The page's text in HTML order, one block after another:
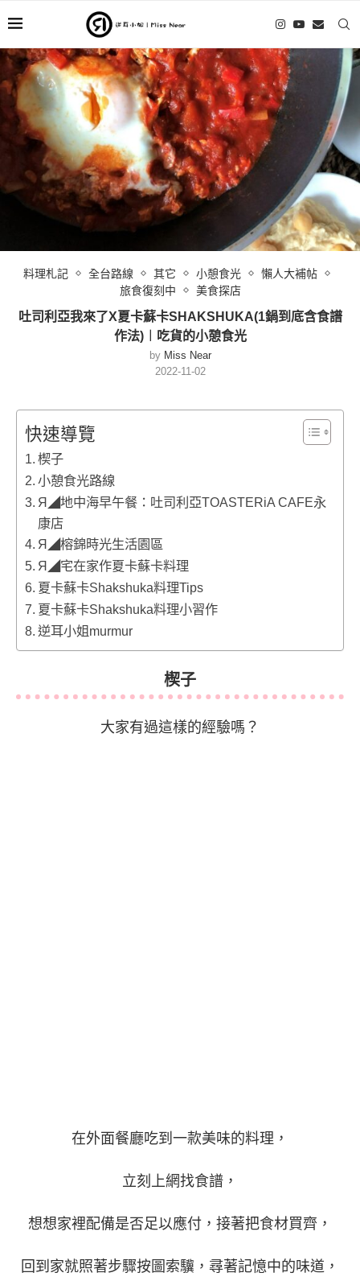
料理札記 全台路線 其它 小憩食光
懶人大補帖
旅食復刻中
美食探店
吐司利亞我來了X夏卡蘇卡SHAKSHUKA(1鍋到底含食譜
作法)︱吃貨的小憩食光
by Miss Near
2022-11-02
快速導覽
楔子
小憩食光路線
Я◢地中海早午餐：吐司利亞TOASTERiA CAFE永
康店
Я◢榕錦時光生活園區
Я◢宅在家作夏卡蘇卡料理
夏卡蘇卡Shakshuka料理Tips
夏卡蘇卡Shakshuka料理小習作
逆耳小姐murmur
楔子
大家有過這樣的經驗嗎？
在外面餐廳吃到一款美味的料理，
立刻上網找食譜，
想想家裡配備是否足以應付，接著把食材買齊，
回到家就照著步驟按圖索驥，尋著記憶中的味道，